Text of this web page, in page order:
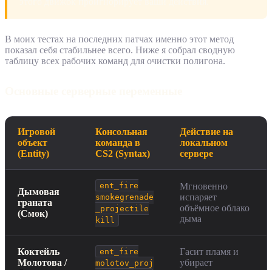
В моих тестах на последних патчах именно этот метод
показал себя стабильнее всего. Ниже я собрал сводную
таблицу всех рабочих команд для очистки полигона.
Игровой
объект
(Entity)
Консольная
команда в
CS2 (Syntax)
Действие на
локальном
сервере
Дымовая
граната
(Смок)
ent_fire
smokegrenade
_projectile
kill
Мгновенно
испаряет
объёмное облако
дыма
Коктейль
Молотова /
ent_fire
molotov_proj
Гасит пламя и
убирает